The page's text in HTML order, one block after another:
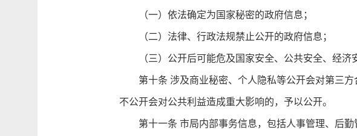
（一）依法确定为国家秘密的政府信息；
（二）法律、行政法规禁止公开的政府信息；
（三）公开后可能危及国家安全、公共安全、经济
第十条 涉及商业秘密、个人隐私等公开会对第三方
不公开会对公共利益造成重大影响的，予以公开。
第十一条 市局内部事务信息，包括人事管理、后勤